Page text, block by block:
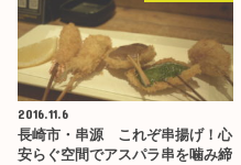
2016.11.6
長崎市・串源 これぞ串揚げ！心
安らぐ空間でアスパラ串を噛み締